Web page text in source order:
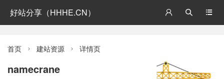
好站分享（HHHE.CN） 


首页  建站资源  详情页
namecrane